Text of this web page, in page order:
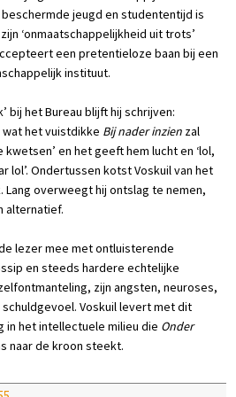
jeugd en studententijd is
‘onmaatschappelijkheid uit trots’
een pretentieloze baan bij een
instituut.
bij het Bureau blijft hij schrijven:
het vuistdikke Bij nader inzien zal
en het geeft hem lucht en ‘lol,
lol’. Ondertussen kotst Voskuil van het
overweegt hij ontslag te nemen,
alternatief.
lezer mee met ontluisterende
en steeds hardere echtelijke
zijn angsten, neuroses,
Voskuil levert met dit
het intellectuele milieu die Onder
naar de kroon steekt.